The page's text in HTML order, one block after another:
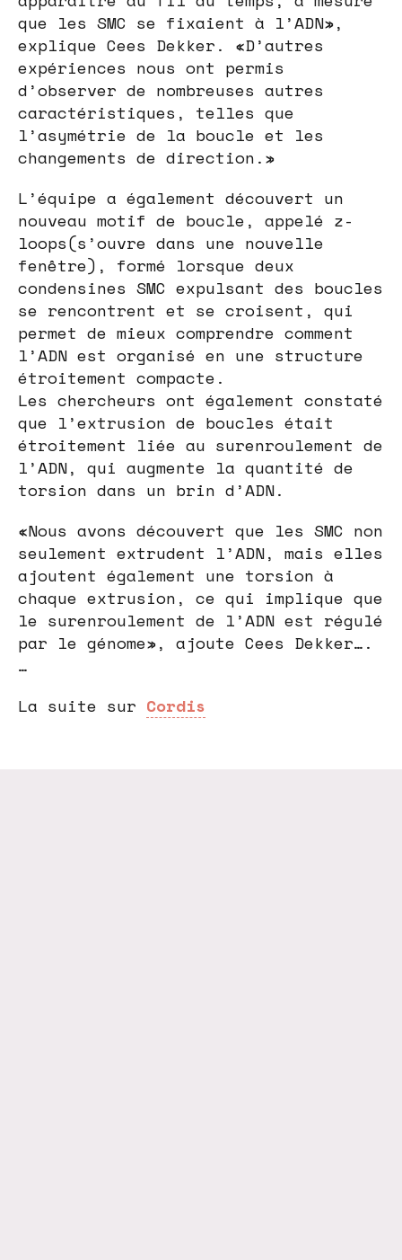
que les SMC se fixaient à l’ADN»,
explique Cees Dekker. «D’autres
expériences nous ont permis
d’observer de nombreuses autres
caractéristiques, telles que
l’asymétrie de la boucle et les
changements de direction.»
L’équipe a également découvert un
nouveau motif de boucle, appelé z-
loops(s’ouvre dans une nouvelle
fenêtre), formé lorsque deux
condensines SMC expulsant des boucles
se rencontrent et se croisent, qui
permet de mieux comprendre comment
l’ADN est organisé en une structure
étroitement compacte.
Les chercheurs ont également constaté
que l’extrusion de boucles était
étroitement liée au surenroulement de
l’ADN, qui augmente la quantité de
torsion dans un brin d’ADN.
«Nous avons découvert que les SMC non
seulement extrudent l’ADN, mais elles
ajoutent également une torsion à
chaque extrusion, ce qui implique que
le surenroulement de l’ADN est régulé
par le génome», ajoute Cees Dekker….
…
La suite sur Cordis